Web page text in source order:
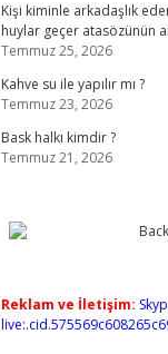
Kişi kiminle arkadaşlık
huylar geçer atasözünün
Temmuz 25, 2026
Kahve su ile yapılır mı ?
Temmuz 23, 2026
Bask halkı kimdir ?
Temmuz 21, 2026
Reklam ve İletişim: